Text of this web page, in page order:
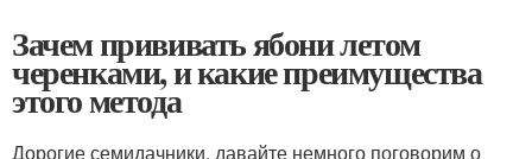
Зачем прививать ябони летом
черенками, и какие преимущества
этого метода
Дорогие семидачники, давайте немного поговорим о